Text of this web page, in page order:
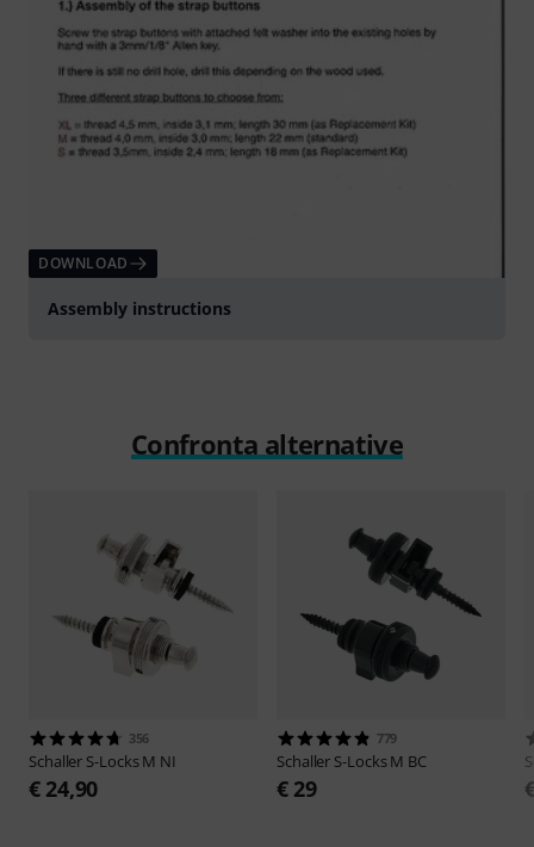
DOWNLOAD
Assembly instructions
Confronta alternative
356
Schaller S-Locks M NI
€ 24,90
779
Schaller S-Locks M BC
€ 29